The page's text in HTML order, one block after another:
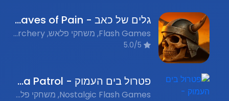
גלים של כאב - Waves of Pain
Flash Games, משחקי פלאש, Archery, קשת וחץ, Action, אקשן
פטרול בים העמוק - Deep Sea Patrol
Nostalgic Flash Games, משחקי פלאש נוסטלגים, Submarine Games, משחקי צוללות, Action, אקשן